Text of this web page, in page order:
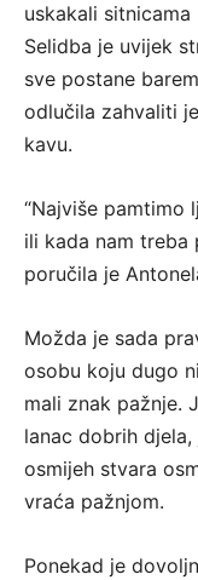
uskakali
Selidba je uvijek
sve postane
odlučila zahvaliti
kavu.
“Najviše pamtimo
ili kada nam treba
poručila je
Možda je sada
osobu koju dugo
mali znak pažnje.
lanac dobrih
osmijeh stvara
vraća pažnjom.
Ponekad je